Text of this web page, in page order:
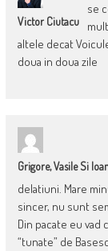
Victor Ciutacu
se
altele decat
doua in doua zile
Grigore, Vasile Si
delatiuni. Mare
sincer, nu sunt
Din pacate eu vad
“tunate” de